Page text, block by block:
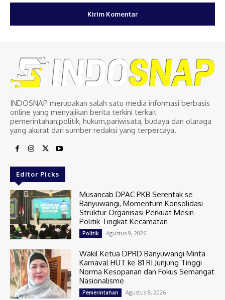
INDOSNAP merupakan salah satu media informasi berbasis
online yang menyajikan berita terkini terkait
pemerintahan,politik, hukum,pariwisata, budaya dan olaraga
yang akurat dari sumber redaksi yang terpercaya.
Editor Picks
Musancab DPAC PKB Serentak se
Banyuwangi, Momentum Konsolidasi
Struktur Organisasi Perkuat Mesin
Politik Tingkat Kecamatan
Politik Agustus 9, 2026
Wakil Ketua DPRD Banyuwangi Minta
Karnaval HUT ke 81 RI Junjung Tinggi
Norma Kesopanan dan Fokus Semangat
Nasionalisme
Pemerintahan Agustus 8, 2026